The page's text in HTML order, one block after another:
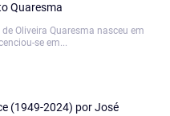
Quaresma
Oliveira Quaresma nasceu em
se em...
(1949-2024) por José